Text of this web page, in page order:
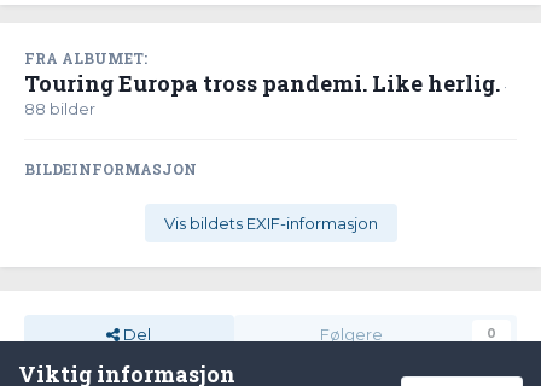
FRA ALBUMET:
Touring Europa tross pandemi. Like herlig. ·
88 bilder
BILDEINFORMASJON
Vis bildets EXIF-informasjon
Del Følgere 0
Viktig informasjon